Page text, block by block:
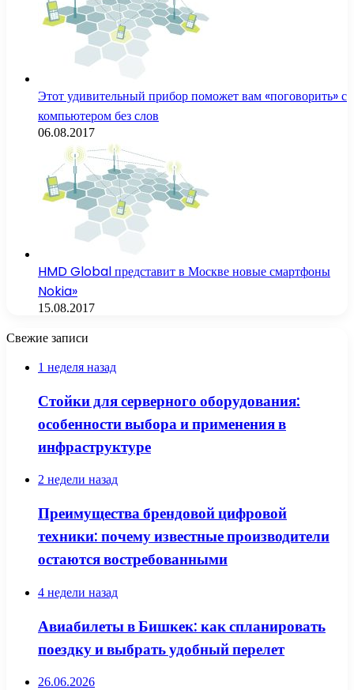
Этот удивительный прибор поможет вам «поговорить» с
компьютером без слов
06.08.2017
HMD Global представит в Москве новые смартфоны
Nokia»
15.08.2017
Свежие записи
1 неделя назад
Стойки для серверного оборудования:
особенности выбора и применения в
инфраструктуре
2 недели назад
Преимущества брендовой цифровой
техники: почему известные производители
остаются востребованными
4 недели назад
Авиабилеты в Бишкек: как спланировать
поездку и выбрать удобный перелет
26.06.2026